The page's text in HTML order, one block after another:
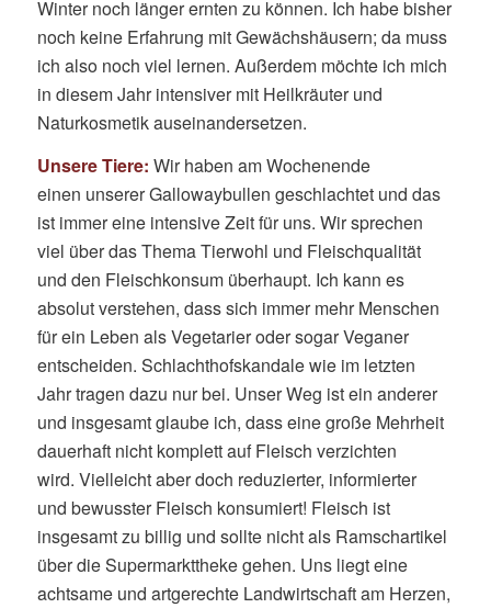
Winter noch länger ernten zu können. Ich habe bisher
noch keine Erfahrung mit Gewächshäusern; da muss
ich also noch viel lernen. Außerdem möchte ich mich
in diesem Jahr intensiver mit Heilkräuter und
Naturkosmetik auseinandersetzen.
Unsere Tiere: Wir haben am Wochenende
einen unserer Gallowaybullen geschlachtet und das
ist immer eine intensive Zeit für uns. Wir sprechen
viel über das Thema Tierwohl und Fleischqualität
und den Fleischkonsum überhaupt. Ich kann es
absolut verstehen, dass sich immer mehr Menschen
für ein Leben als Vegetarier oder sogar Veganer
entscheiden. Schlachthofskandale wie im letzten
Jahr tragen dazu nur bei. Unser Weg ist ein anderer
und insgesamt glaube ich, dass eine große Mehrheit
dauerhaft nicht komplett auf Fleisch verzichten
wird. Vielleicht aber doch reduzierter, informierter
und bewusster Fleisch konsumiert! Fleisch ist
insgesamt zu billig und sollte nicht als Ramschartikel
über die Supermarkttheke gehen. Uns liegt eine
achtsame und artgerechte Landwirtschaft am Herzen,